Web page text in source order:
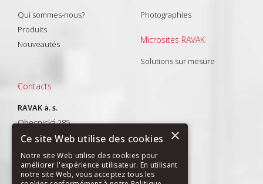
Qui sommes-nous?
Produits
Nouveautés
Photographies
Microsites RAVAK
Solutions sur mesure
Contacts
RAVAK a. s.
Obecnická 285
261 01 Příbram I
T: +420 318 427 288
E-mail:export@ravak.com
×
Ce site Web utilise des cookies
Notre site Web utilise des cookies pour
améliorer l'expérience utilisateur. En utilisant
notre site Web, vous acceptez tous les